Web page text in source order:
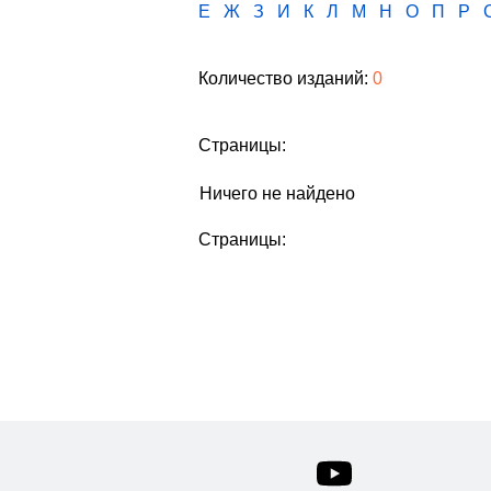
Е
Ж З И К Л М Н О П Р
Количество изданий: 0
Страницы:
Ничего не найдено
Страницы: